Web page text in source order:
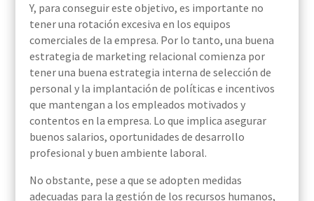
Y, para conseguir este objetivo, es importante no
tener una rotación excesiva en los equipos
comerciales de la empresa. Por lo tanto, una buena
estrategia de marketing relacional comienza por
tener una buena estrategia interna de selección de
personal y la implantación de políticas e incentivos
que mantengan a los empleados motivados y
contentos en la empresa. Lo que implica asegurar
buenos salarios, oportunidades de desarrollo
profesional y buen ambiente laboral.
No obstante, pese a que se adopten medidas
adecuadas para la gestión de los recursos humanos,